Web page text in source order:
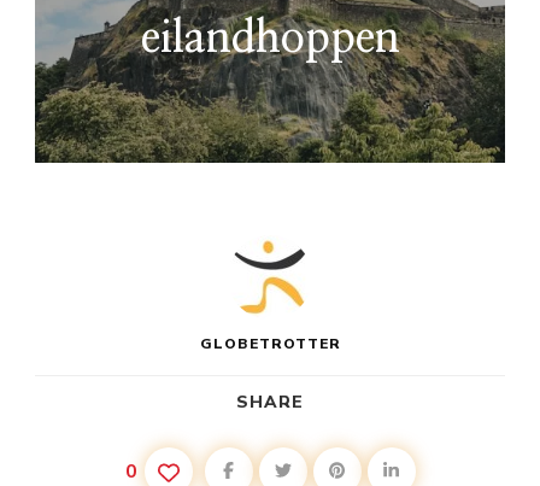
eilandhoppen
GLOBETROTTER
SHARE
0